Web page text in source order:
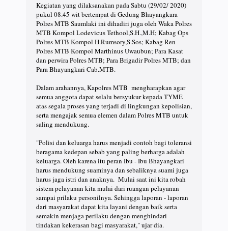
Kegiatan yang dilaksanakan pada Sabtu (29/02/ 2020)
pukul 08.45 wit bertempat di Gedung Bhayangkara
Polres MTB Saumlaki ini dihadiri juga oleh Waka Polres
MTB Kompol Lodevicus Tethool,S.H.,M.H; Kabag Ops
Polres MTB Kompol H.Rumsory,S.Sos; Kabag Ren
Polres MTB Kompol Marthinus Uwaubun; Para Kasat
dan perwira Polres MTB; Para Brigadir Polres MTB; dan
Para Bhayangkari Cab.MTB.
Dalam arahannya, Kapolres MTB mengharapkan agar
semua anggota dapat selalu bersyukur kepada TYME
atas segala proses yang terjadi di lingkungan kepolisian,
serta mengajak semua elemen dalam Polres MTB untuk
saling mendukung.
"Polisi dan keluarga harus menjadi contoh bagi toleransi
beragama kedepan sebab yang paling berharga adalah
keluarga. Oleh karena itu peran Ibu - Ibu Bhayangkari
harus mendukung suaminya dan sebaliknya suami juga
harus jaga istri dan anaknya. Mulai saat ini kita robah
sistem pelayanan kita mulai dari ruangan pelayanan
sampai prilaku personilnya. Sehingga laporan - laporan
dari masyarakat dapat kita layani dengan baik serta
semakin menjaga perilaku dengan menghindari
tindakan kekerasan bagi masyarakat," ujar dia.